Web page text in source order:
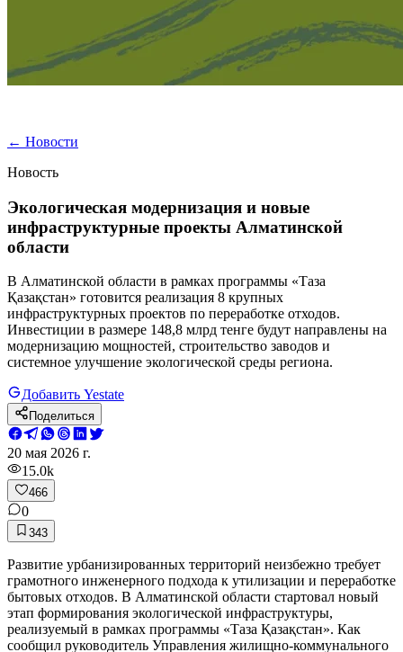
← Новости
Новость
Экологическая модернизация и новые
инфраструктурные проекты Алматинской
области
В Алматинской области в рамках программы «Таза
Қазақстан» готовится реализация 8 крупных
инфраструктурных проектов по переработке отходов.
Инвестиции в размере 148,8 млрд тенге будут направлены на
модернизацию мощностей, строительство заводов и
системное улучшение экологической среды региона.
Добавить Yestate
Поделиться
20 мая 2026 г.
15.0k
466
0
343
Развитие урбанизированных территорий неизбежно требует
грамотного инженерного подхода к утилизации и переработке
бытовых отходов. В Алматинской области стартовал новый
этап формирования экологической инфраструктуры,
реализуемый в рамках программы «Таза Қазақстан». Как
сообщил руководитель Управления жилищно-коммунального